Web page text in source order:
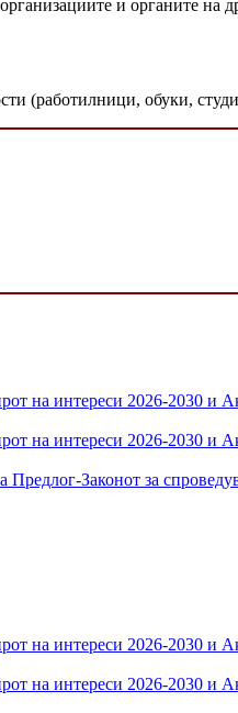
и органите на
(работилници, обуки,
на интереси 2026-2030 и
на интереси 2026-2030 и
Законот за
на интереси 2026-2030 и
на интереси 2026-2030 и